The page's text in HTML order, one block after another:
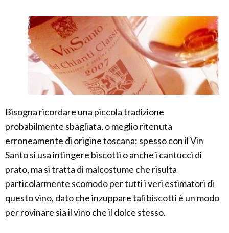
Bisogna ricordare una piccola tradizione
probabilmente sbagliata, o meglio ritenuta
erroneamente di origine toscana: spesso con il Vin
Santo si usa intingere biscotti o anche i cantucci di
prato, ma si tratta di malcostume che risulta
particolarmente scomodo per tutti i veri estimatori di
questo vino, dato che inzuppare tali biscotti è un modo
per rovinare sia il vino che il dolce stesso.